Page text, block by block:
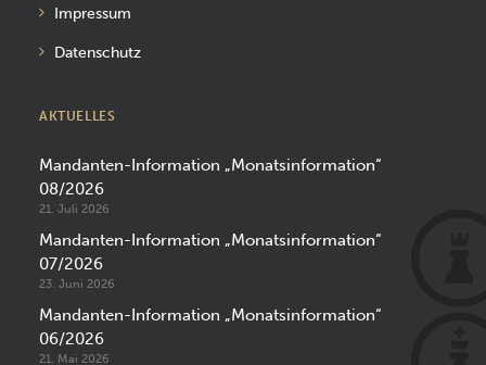
Impressum
Datenschutz
AKTUELLES
Mandanten-Information „Monatsinformation“
08/2026
21. Juli 2026
Mandanten-Information „Monatsinformation“
07/2026
23. Juni 2026
Mandanten-Information „Monatsinformation“
06/2026
21. Mai 2026